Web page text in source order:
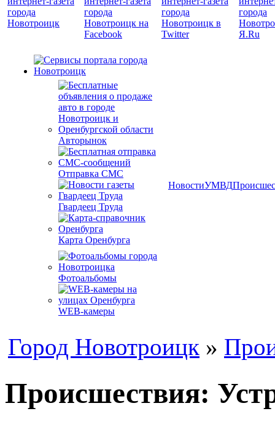
Авторынок
Отправка СМС
Гвардеец Труда
Карта Оренбурга
Фотоальбомы
WEB-камеры
НовостиУМВД
Город Новотроицк »
Происшествия: